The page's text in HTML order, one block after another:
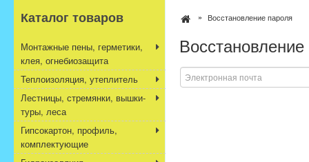
Восстановление пароля
Каталог товаров
Монтажные пены, герметики,
клея, огнебиозащита
Теплоизоляция, утеплитель
Лестницы, стремянки, вышки-
туры, леса
Гипсокартон, профиль,
комплектующие